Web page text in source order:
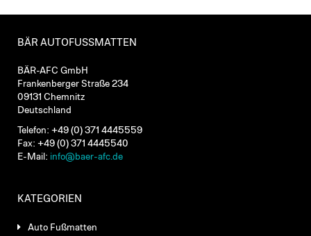
BÄR AUTOFUSSMATTEN
BÄR-AFC GmbH
Frankenberger Straße 234
09131 Chemnitz
Deutschland
Telefon: +49 (0) 371 4445559
Fax: +49 (0) 371 4445540
E-Mail: info@baer-afc.de
KATEGORIEN
Auto Fußmatten